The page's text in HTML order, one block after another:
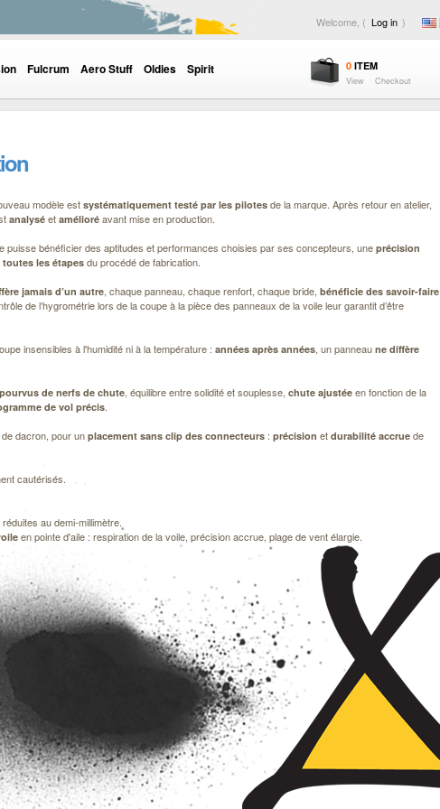
Welcome, ( Log in )
0 ITEM
View Checkout
Fulcrum Aero Stuff Oldies Spirit
modèle est systématiquement testé par les pilotes de la marque. Après retour en atelier,
analysé et amélioré avant mise en production.
puisse bénéficier des aptitudes et performances choisies par ses concepteurs, une précision
toutes les étapes du procédé de fabrication.
jamais d’un autre, chaque panneau, chaque renfort, chaque bride, bénéficie des savoir-faire
de l’hygrométrie lors de la coupe à la pièce des panneaux de la voile leur garantit d’être
insensibles à l'humidité ni à la température : années après années, un panneau ne diffère
de nerfs de chute, équilibre entre solidité et souplesse, chute ajustée en fonction de la
de vol précis.
dacron, pour un placement sans clip des connecteurs : précision et durabilité accrue de
cautérisés.
au demi-millimètre.
en pointe d'aile : respiration de la voile, précision accrue, plage de vent élargie.